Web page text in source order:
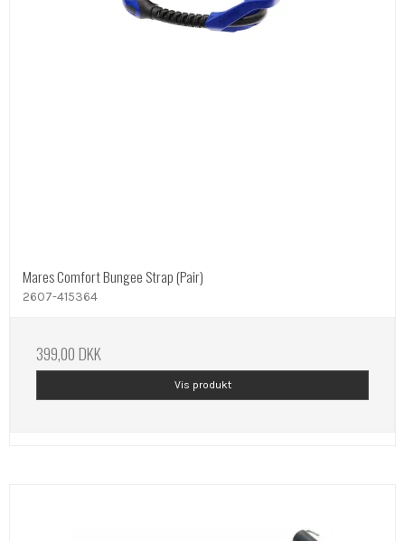
Mares Comfort Bungee Strap (Pair)
2607-415364
399,00 DKK
Vis produkt